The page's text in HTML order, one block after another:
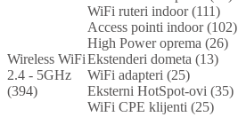
Wireless WiFi
2.4 - 5GHz
(394)
WiFi ruteri indoor (111)
Access pointi indoor (102)
High Power oprema (26)
Ekstenderi dometa (13)
WiFi adapteri (25)
Eksterni HotSpot-ovi (35)
WiFi CPE klijenti (25)